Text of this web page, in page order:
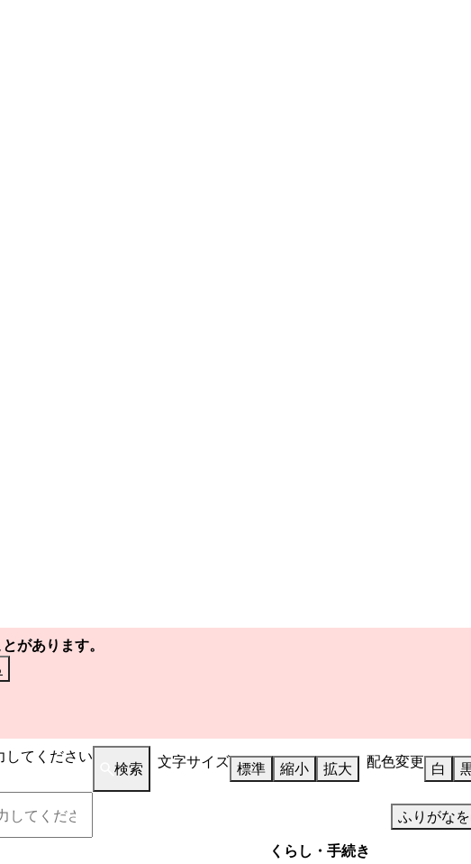
があります。
してください
検索 文字サイズ 標準 縮小 拡大 配色変更 白
ふりがな
くらし・手続き